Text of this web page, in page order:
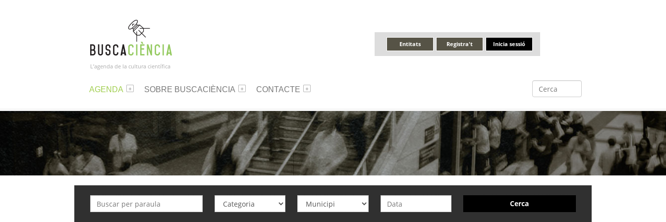
L’agenda de la cultura científica
Inicia sessió
Registra't
Entitats
AGENDA SOBRE BUSCACIÈNCIA CONTACTE
Cerca